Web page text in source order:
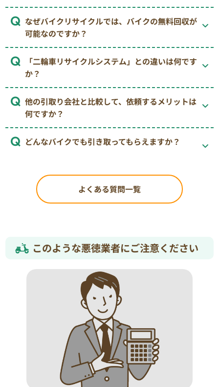
なぜバイクリサイクルでは、バイクの無料回収が
可能なのですか？
「二輪車リサイクルシステム」との違いは何です
か？
他の引取り会社と比較して、依頼するメリットは
何ですか？
どんなバイクでも引き取ってもらえますか？
よくある質問一覧
このような悪徳業者にご注意ください